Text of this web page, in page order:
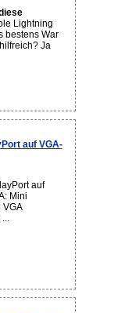
Lightning
bestens War
Ja
auf VGA-
auf
Mini
VGA